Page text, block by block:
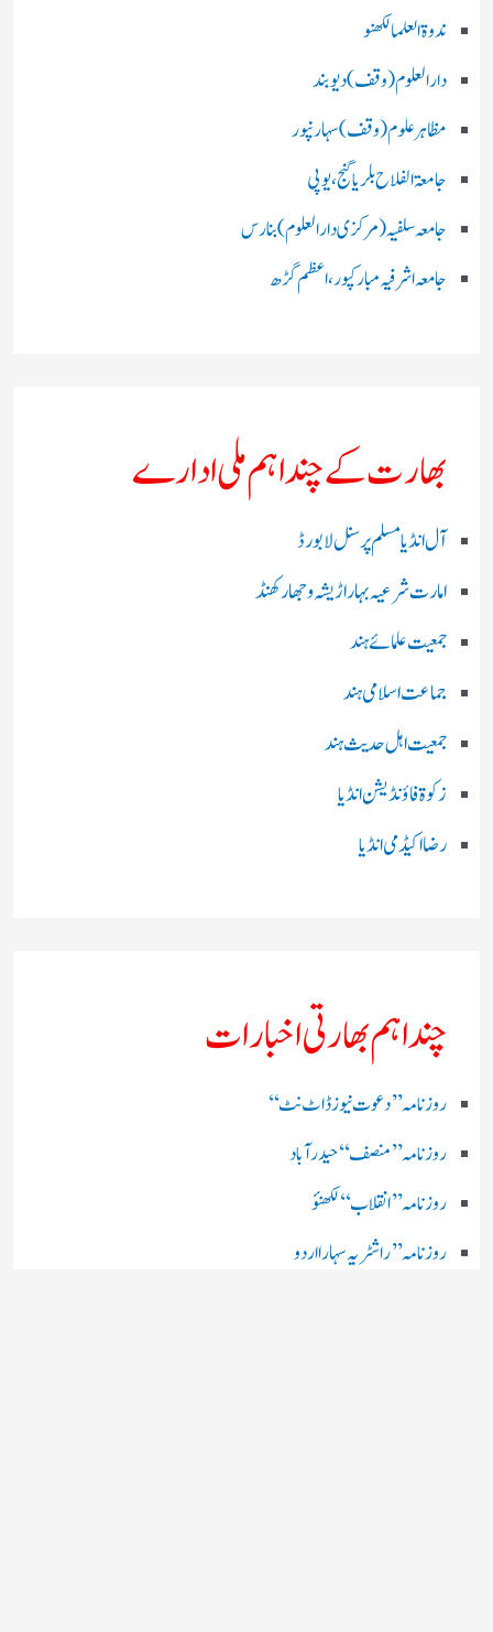
ندوۃالعلما لکھنو
دارالعلوم (وقف)دیوبند
مظاہرعلوم (وقف)سہارنپور
جامعۃ الفلاح بلریاگنج،یوپی
جامعہ سلفیہ(مرکزی دارالعلوم )بنارس
جامعہ اشرفیہ مبارکپور،اعظم گڑھ
بھارت کے چند اہم ملی ادارے
آل انڈیا مسلم پرسنل لا بورڈ
امارت شرعیہ بہار اڑیشہ و جھارکھنڈ
جمعیت علمائے ہند
جماعت اسلامی ہند
جمعیت اہل حدیث ہند
زکوۃ فاؤنڈیشن انڈیا
رضا اکیڈمی انڈیا
چند اہم بھارتی اخبارات
روز نامہ ’’ دعوت نیوز ڈاٹ نٹ‘‘
روزنامہ ’’ منصف‘‘ حیدر آباد
روزنامہ ’’ انقلاب‘‘ لکھنؤ
روز نامہ ’’راشٹریہ سہارا اردو